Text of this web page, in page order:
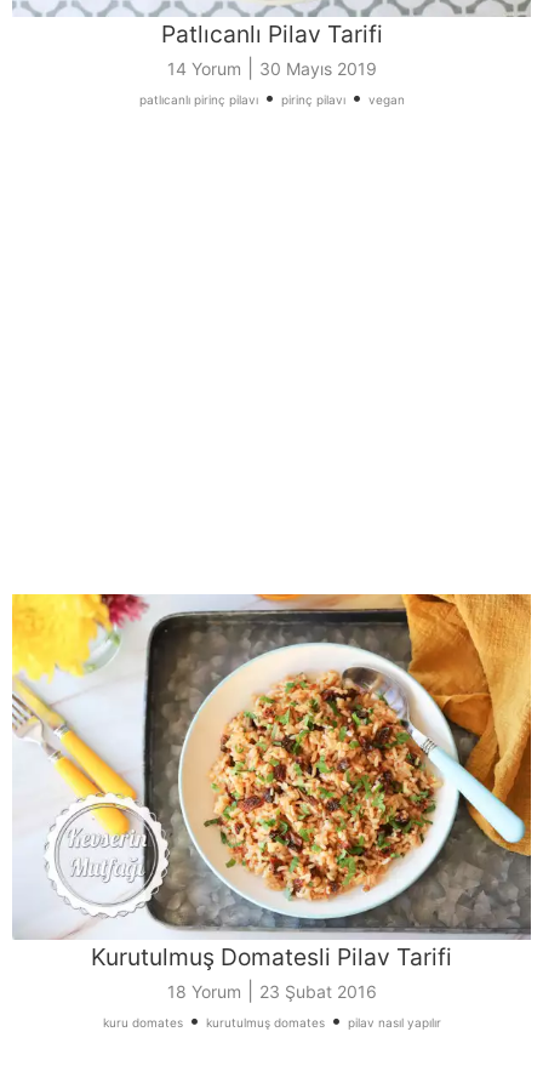
Patlıcanlı Pilav Tarifi
14 Yorum 30 Mayıs 2019
patlıcanlı pirinç pilavı• pirinç pilavı• vegan
Kurutulmuş Domatesli Pilav Tarifi
18 Yorum 23 Şubat 2016
kuru domates• kurutulmuş domates• pilav nasıl yapılır